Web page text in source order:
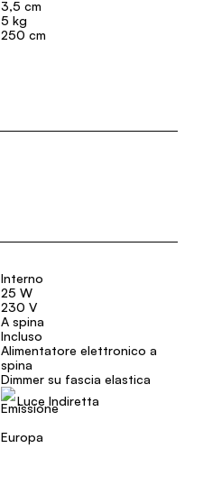
3,5 cm
5 kg
250 cm
Interno
25 W
230 V
A spina
Incluso
Alimentatore elettronico a
spina
Dimmer su fascia elastica
Luce Indiretta
Europa